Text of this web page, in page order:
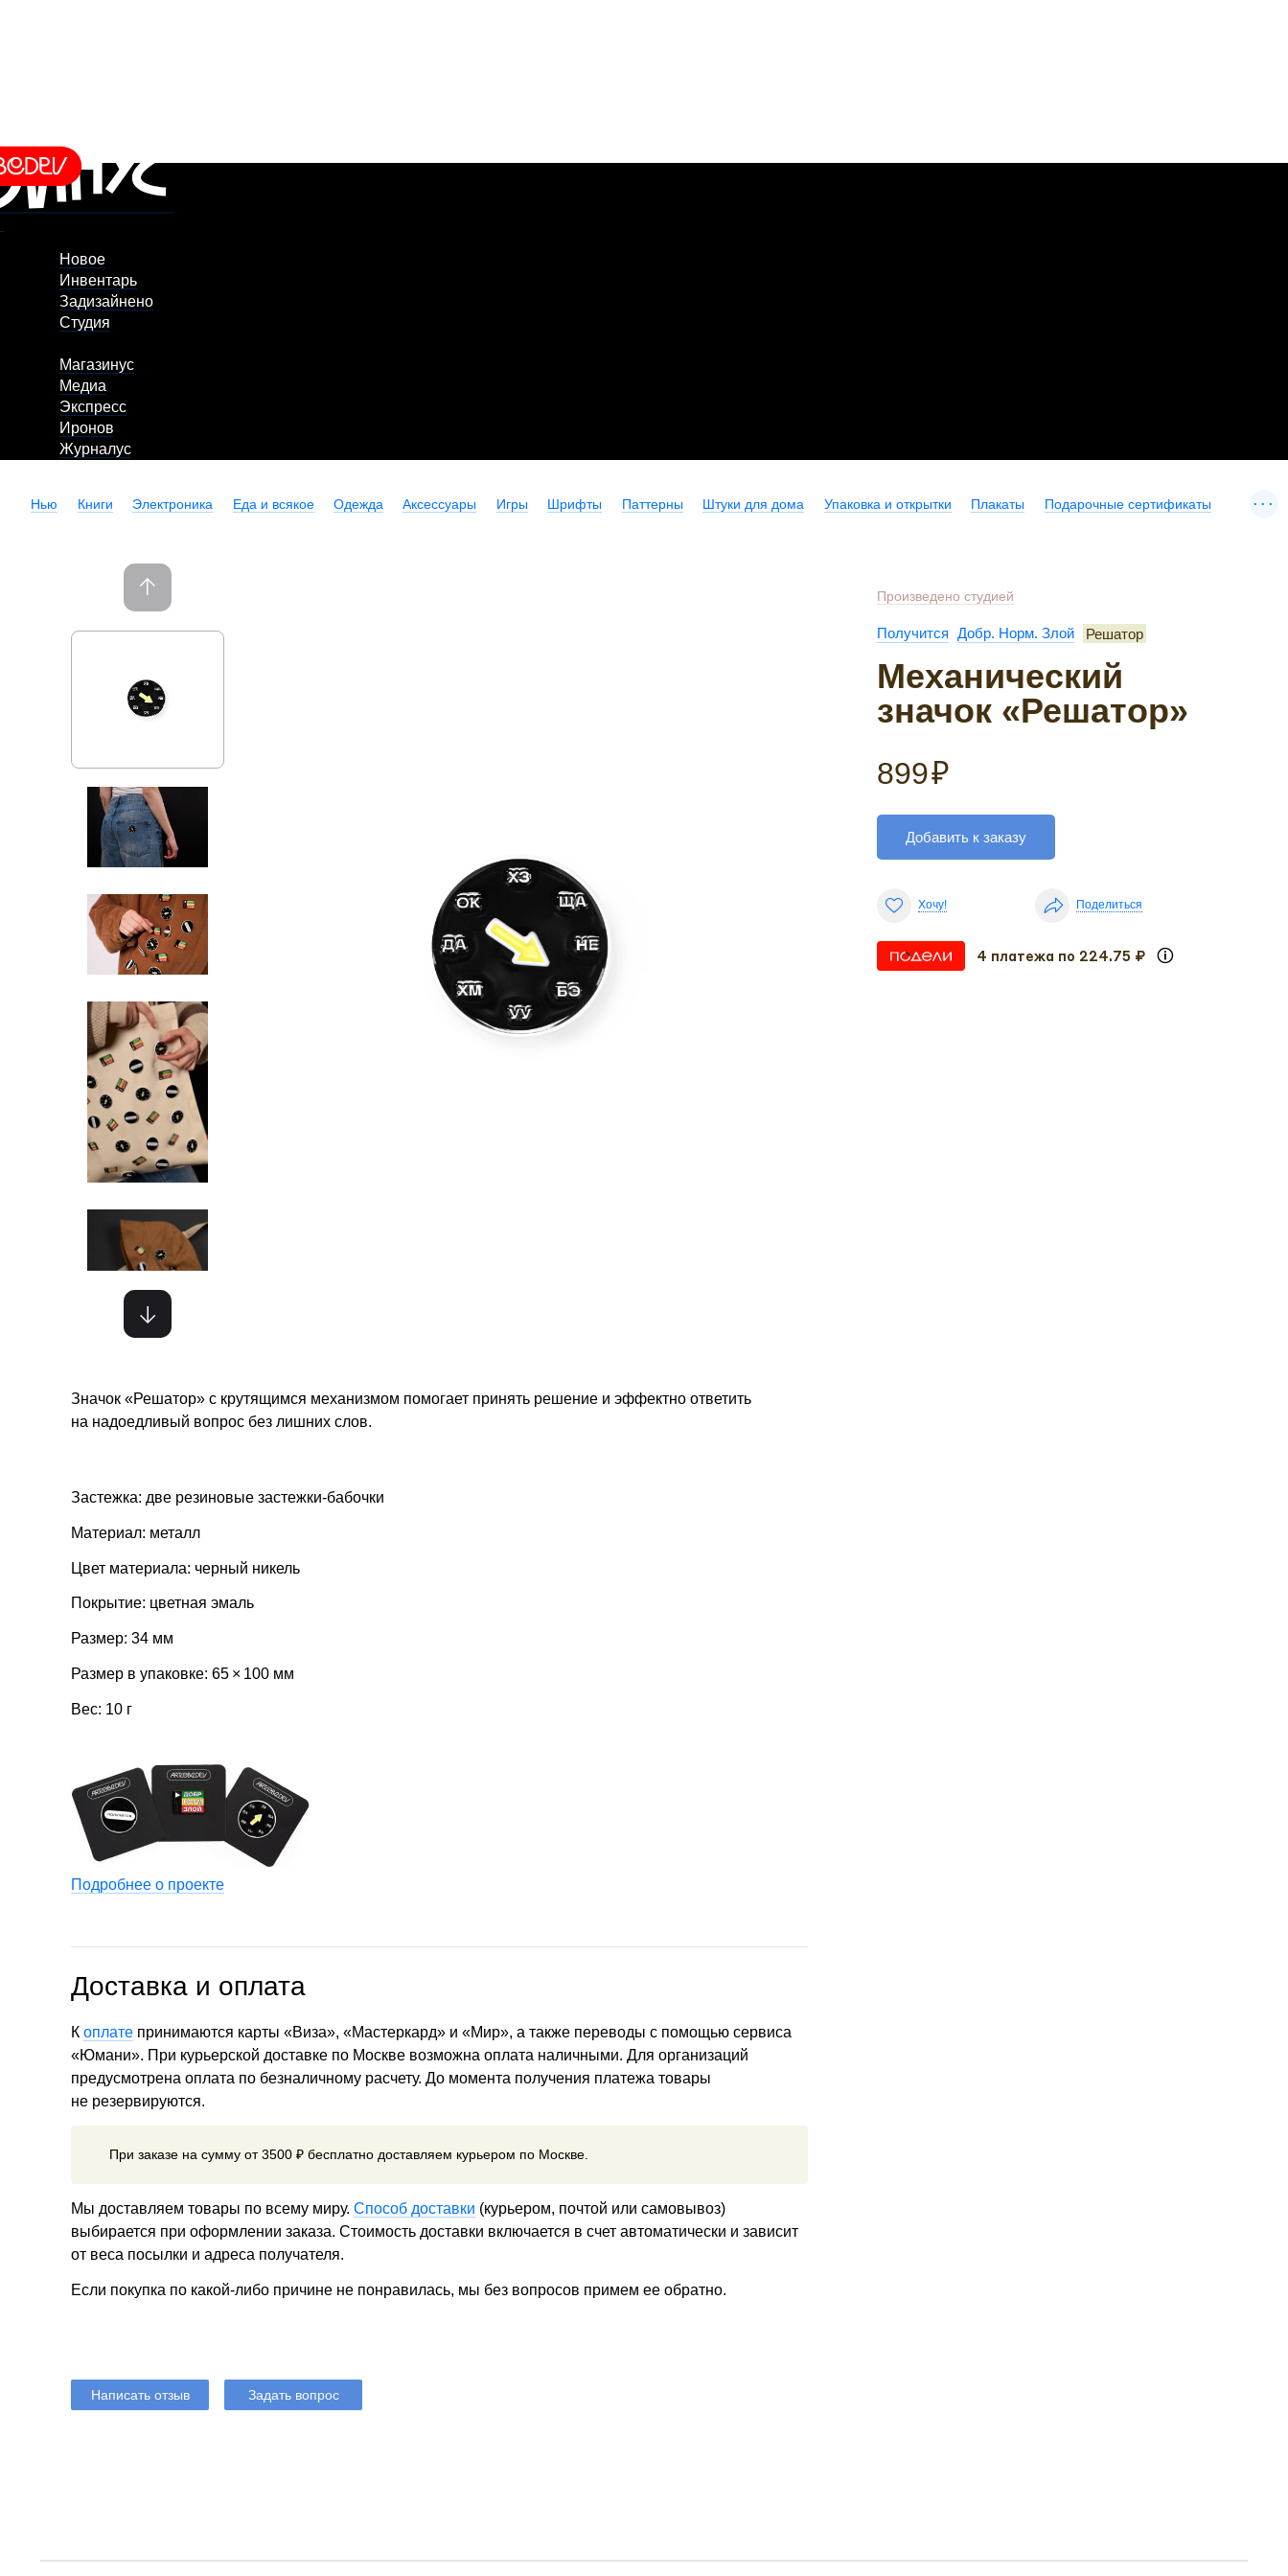
Новое
Инвентарь
Задизайнено
Студия
Магазинус
Медиа
Экспресс
Иронов
Журналус
Нью Книги Электроника Еда и всякое Одежда Аксессуары Игры Шрифты Паттерны Штуки для дома Упаковка и открытки Плакаты Подарочные сертификаты ...
Произведено студией
Получится Добр. Норм. Злой Решатор
Механический
значок «Решатор»
899₽
Добавить к заказу
Хочу! Поделиться
4 платежа по 224.75 ₽
Значок «Решатор» с крутящимся механизмом помогает принять решение и эффектно ответить
на надоедливый вопрос без лишних слов.
Застежка: две резиновые застежки-бабочки
Материал: металл
Цвет материала: черный никель
Покрытие: цветная эмаль
Размер: 34 мм
Размер в упаковке: 65 × 100 мм
Вес: 10 г
Подробнее о проекте
Доставка и оплата
К оплате принимаются карты «Виза», «Мастеркард» и «Мир», а также переводы с помощью сервиса
«Юмани». При курьерской доставке по Москве возможна оплата наличными. Для организаций
предусмотрена оплата по безналичному расчету. До момента получения платежа товары
не резервируются.
При заказе на сумму от 3500 ₽ бесплатно доставляем курьером по Москве.
Мы доставляем товары по всему миру. Способ доставки (курьером, почтой или самовывоз)
выбирается при оформлении заказа. Стоимость доставки включается в счет автоматически и зависит
от веса посылки и адреса получателя.
Если покупка по какой-либо причине не понравилась, мы без вопросов примем ее обратно.
Написать отзыв Задать вопрос